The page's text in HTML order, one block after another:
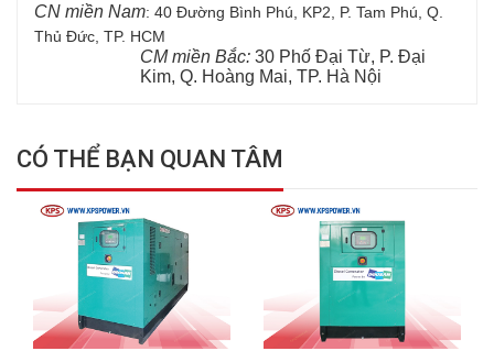
CN miền Nam: 40 Đường Bình Phú, KP2, P. Tam Phú, Q.
Thủ Đức, TP. HCM
CM miền Bắc: 30 Phố Đại Từ, P. Đại
Kim, Q. Hoàng Mai, TP. Hà Nội
CÓ THỂ BẠN QUAN TÂM